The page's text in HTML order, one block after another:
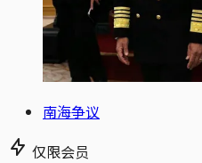
南海争议
仅限会员